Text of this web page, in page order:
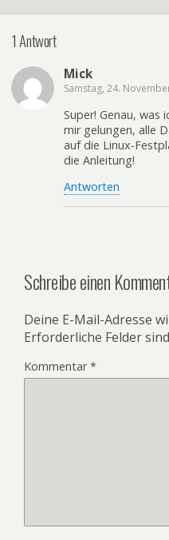
1 Antwort
Mick
Samstag, 24.
Super! Genau, was
mir gelungen, alle
auf die Linux-
die Anleitung!
Antworten
Schreibe einen
Deine E-Mail-Adresse
Erforderliche Felder
Kommentar*